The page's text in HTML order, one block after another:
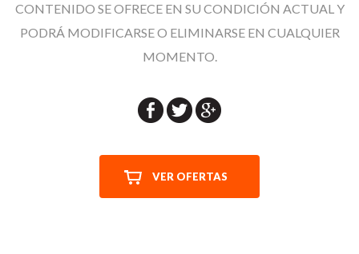
CONTENIDO SE OFRECE EN SU CONDICIÓN ACTUAL Y
PODRÁ MODIFICARSE O ELIMINARSE EN CUALQUIER
MOMENTO.
VER OFERTAS